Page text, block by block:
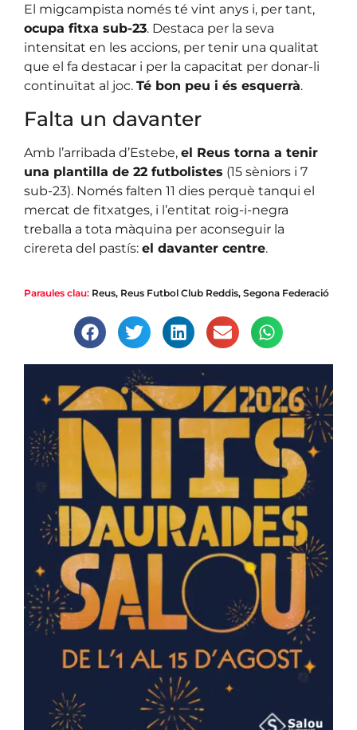
El migcampista només té vint anys i, per tant,
ocupa fitxa sub-23. Destaca per la seva
intensitat en les accions, per tenir una qualitat
que el fa destacar i per la capacitat per donar-li
continuïtat al joc. Té bon peu i és esquerrà.
Falta un davanter
Amb l’arribada d’Estebe, el Reus torna a tenir
una plantilla de 22 futbolistes (15 sèniors i 7
sub-23). Només falten 11 dies perquè tanqui el
mercat de fitxatges, i l’entitat roig-i-negra
treballa a tota màquina per aconseguir la
cirereta del pastís: el davanter centre.
Paraules clau: Reus, Reus Futbol Club Reddis, Segona Federació